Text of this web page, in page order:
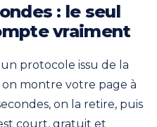
: le seul
vraiment
protocole issu de la
montre votre page à
on la retire, puis
court, gratuit et